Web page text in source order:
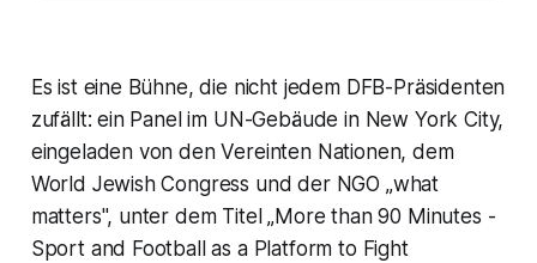
Es ist eine Bühne, die nicht jedem DFB-Präsidenten
zufällt: ein Panel im UN-Gebäude in New York City,
eingeladen von den Vereinten Nationen, dem
World Jewish Congress und der NGO „what
matters", unter dem Titel „More than 90 Minutes -
Sport and Football as a Platform to Fight